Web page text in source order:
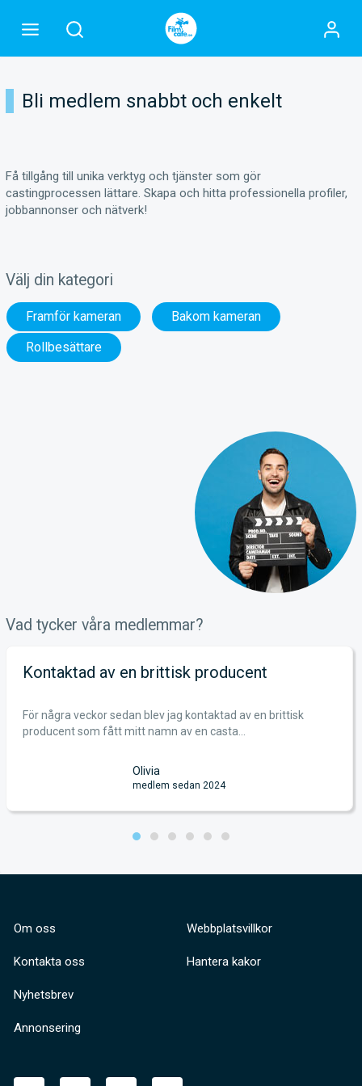
Bli medlem snabbt och enkelt
Få tillgång till unika verktyg och tjänster som gör
castingprocessen lättare. Skapa och hitta professionella profiler,
jobbannonser och nätverk!
Välj din kategori
Framför kameran
Bakom kameran
Rollbesättare
Vad tycker våra medlemmar?
av en brittisk producent
veckor sedan blev jag kontaktad av en brittisk
som fått mitt namn av en casta...
medlem sedan 2024
Om oss
Kontakta oss
Nyhetsbrev
Annonsering
Webbplatsvillkor
Hantera kakor